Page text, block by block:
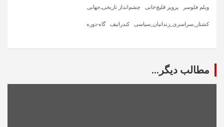
ویلم فلوسر پرویز قلیچ‌خانی چشم‌انداز تاریخی‌ـ‌جهانی
کشتار_سراسری_زندانیان_سیاسی کندراتیف گاه-دوره
مطالب دیگر...